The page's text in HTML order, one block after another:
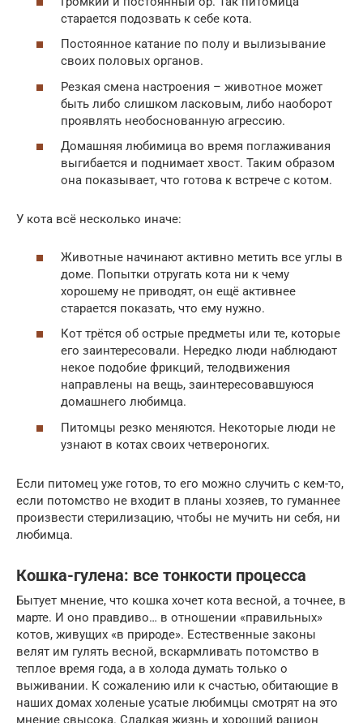
старается подозвать к себе кота.
Постоянное катание по полу и вылизывание
своих половых органов.
Резкая смена настроения – животное может
быть либо слишком ласковым, либо наоборот
проявлять необоснованную агрессию.
Домашняя любимица во время поглаживания
выгибается и поднимает хвост. Таким образом
она показывает, что готова к встрече с котом.
У кота всё несколько иначе:
Животные начинают активно метить все углы в
доме. Попытки отругать кота ни к чему
хорошему не приводят, он ещё активнее
старается показать, что ему нужно.
Кот трётся об острые предметы или те, которые
его заинтересовали. Нередко люди наблюдают
некое подобие фрикций, телодвижения
направлены на вещь, заинтересовавшуюся
домашнего любимца.
Питомцы резко меняются. Некоторые люди не
узнают в котах своих четвероногих.
Если питомец уже готов, то его можно случить с кем-то,
если потомство не входит в планы хозяев, то гуманнее
произвести стерилизацию, чтобы не мучить ни себя, ни
любимца.
Кошка-гулена: все тонкости процесса
Бытует мнение, что кошка хочет кота весной, а точнее, в
марте. И оно правдиво… в отношении «правильных»
котов, живущих «в природе». Естественные законы
велят им гулять весной, вскармливать потомство в
теплое время года, а в холода думать только о
выживании. К сожалению или к счастью, обитающие в
наших домах холеные усатые любимцы смотрят на это
мнение свысока. Сладкая жизнь и хороший рацион